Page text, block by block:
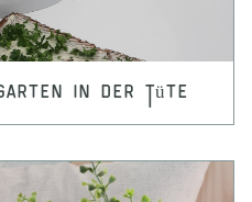
in der Tüte